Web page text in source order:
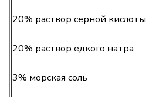
20% раствор серной кислоты
20% раствор едкого натра
3% морская соль